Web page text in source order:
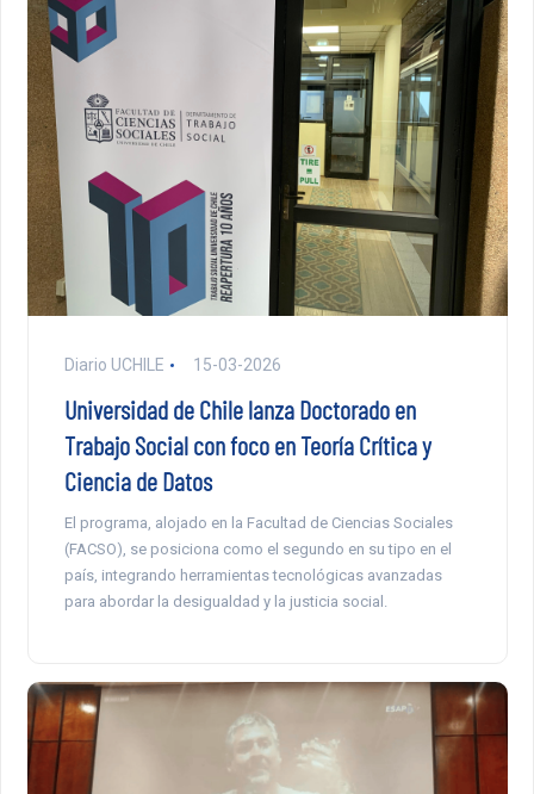
Diario UCHILE 15-03-2026
Universidad de Chile lanza Doctorado en
Trabajo Social con foco en Teoría Crítica y
Ciencia de Datos
El programa, alojado en la Facultad de Ciencias Sociales
(FACSO), se posiciona como el segundo en su tipo en el
país, integrando herramientas tecnológicas avanzadas
para abordar la desigualdad y la justicia social.